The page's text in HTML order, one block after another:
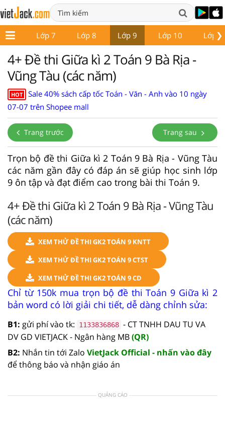
❯
6 Lớp 7 Lớp 8 Lớp 9 Lớp 10 Lớp
4+ Đề thi Giữa kì 2 Toán 9 Bà Rịa -
Vũng Tàu (các năm)
HOT
Sale 40% sách cấp tốc Toán - Văn - Anh vào 10 ngày
07-07 trên Shopee mall
Trang trước Trang sau
Trọn bộ đề thi Giữa kì 2 Toán 9 Bà Rịa - Vũng Tàu
các năm gần đây có đáp án sẽ giúp học sinh lớp
9 ôn tập và đạt điểm cao trong bài thi Toán 9.
4+ Đề thi Giữa kì 2 Toán 9 Bà Rịa - Vũng Tàu
(các năm)
XEM THỬ ĐỀ THI GK2 TOÁN 9 KNTT
XEM THỬ ĐỀ THI GK2 TOÁN 9 CTST
XEM THỬ ĐỀ THI GK2 TOÁN 9 CD
Chỉ từ 150k mua trọn bộ đề thi Toán 9 Giữa kì 2
bản word có lời giải chi tiết, dễ dàng chỉnh sửa:
B1: gửi phí vào tk: 1133836868 - CT TNHH DAU TU VA
DV GD VIETJACK - Ngân hàng MB(QR)
B2: Nhắn tin tới Zalo VietJack Official - nhấn vào đây
để thông báo và nhận giáo án
QUẢNG CÁO